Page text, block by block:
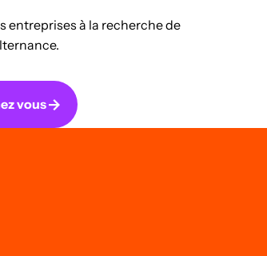
entreprises à la recherche de
vous